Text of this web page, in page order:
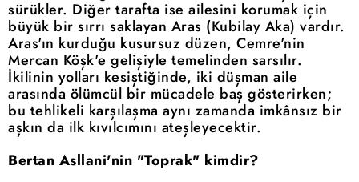
sürükler. Diğer tarafta ise ailesini korumak için
büyük bir sırrı saklayan Aras (Kubilay Aka) vardır.
Aras'ın kurduğu kusursuz düzen, Cemre'nin
Mercan Köşk'e gelişiyle temelinden sarsılır.
İkilinin yolları kesiştiğinde, iki düşman aile
arasında ölümcül bir mücadele baş gösterirken;
bu tehlikeli karşılaşma aynı zamanda imkânsız bir
aşkın da ilk kıvılcımını ateşleyecektir.
Bertan Asllani'nin "Toprak" kimdir?